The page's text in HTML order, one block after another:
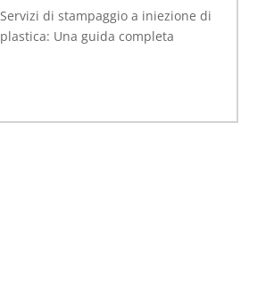
Servizi di stampaggio a iniezione di
plastica: Una guida completa